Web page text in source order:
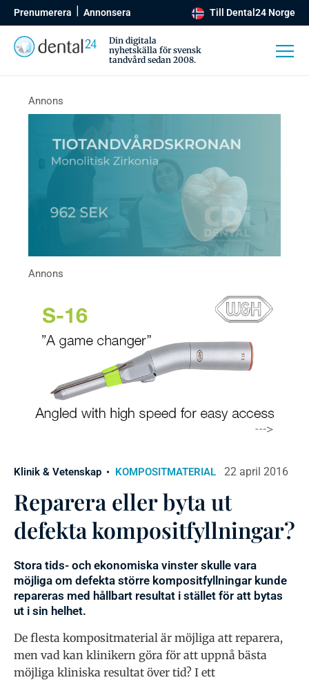
Prenumerera Annonsera Till Dental24 Norge
Din digitala
nyhetskälla för svensk
tandvård sedan 2008.
Klinik & Vetenskap KOMPOSITMATERIAL 22 april 2016
Reparera eller byta ut
defekta kompositfyllningar?
Stora tids- och ekonomiska vinster skulle vara
möjliga om defekta större kompositfyllningar kunde
repareras med hållbart resultat i stället för att bytas
ut i sin helhet.
De flesta kompositmaterial är möjliga att reparera,
men vad kan klinikern göra för att uppnå bästa
möjliga kliniska resultat över tid? I ett